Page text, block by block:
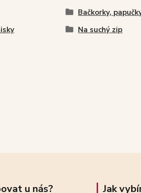
Bačkorky,
Na suchý zip
u nás? Jak